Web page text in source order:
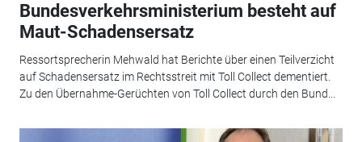
Bundesverkehrsministerium besteht auf
Maut-Schadensersatz
Ressortsprecherin Mehwald hat Berichte über einen Teilverzicht
auf Schadensersatz im Rechtsstreit mit Toll Collect dementiert.
Zu den Übernahme-Gerüchten von Toll Collect durch den Bund...